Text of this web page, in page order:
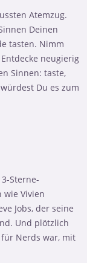
Atemzug.
Deinen
tasten. Nimm
neugierig
Sinnen: taste,
Du es zum
Sterne-
wie Vivien
Jobs, der seine
Und plötzlich
Nerds war, mit